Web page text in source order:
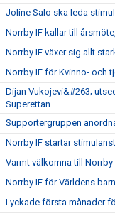
Joline Salo ska leda
Norrby IF kallar till
Norrby IF växer sig allt
Norrby IF för Kvinno- och
Dijan Vukojevi&#263;
Superettan
Supportergruppen
Norrby IF startar
Varmt välkomna till
Norrby IF för Världens barn
Lyckade första månader